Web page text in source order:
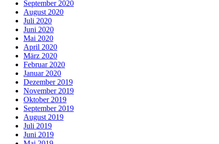
September 2020
August 2020
Juli 2020
Juni 2020
Mai 2020
April 2020
März 2020
Februar 2020
Januar 2020
Dezember 2019
November 2019
Oktober 2019
September 2019
August 2019
Juli 2019
Juni 2019